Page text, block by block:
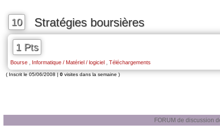
10 Stratégies boursières
1 Pts
Bourse , Informatique / Matériel / logiciel , Téléchargements
( Inscrit le 05/06/2008 | 0 visites dans la semaine )
FORUM de discussion